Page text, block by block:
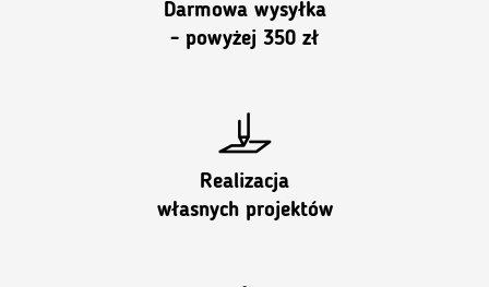
Darmowa wysyłka
- powyżej 350 zł
Realizacja
własnych projektów